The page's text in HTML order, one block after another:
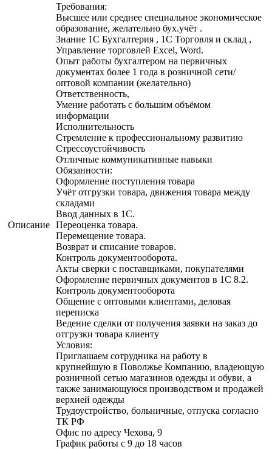
Описание
Требования:
Высшее или среднее специальное экономическое
образование, желательно бух.учёт .
Знание 1C Бухгалтерия , 1С Торговля и склад ,
Управление торговлей Excel, Word.
Опыт работы бухгалтером на первичных
документах более 1 года в розничной сети/
оптовой компании (желательно)
Ответственность,
Умение работать с большим объёмом
информации
Исполнительность
Стремление к профессиональному развитию
Стрессоустойчивость
Отличные коммуникативные навыки
Обязанности:
Оформление поступления товара
Учёт отгрузки товара, движения товара между
складами
Ввод данных в 1С.
Переоценка товара.
Перемещение товара.
Возврат и списание товаров.
Контроль документооборота.
Акты сверки с поставщиками, покупателями
Оформление первичных документов в 1С 8.2.
Контроль документооборота
Общение с оптовыми клиентами, деловая
переписка
Ведение сделки от получения заявки на заказ до
отгрузки товара клиенту
Условия:
Приглашаем сотрудника на работу в
крупнейшую в Поволжье Компанию, владеющую
розничной сетью магазинов одежды и обуви, а
также занимающуюся производством и продажей
верхней одежды
Трудоустройство, больничные, отпуска согласно
ТК РФ
Офис по адресу Чехова, 9
График работы с 9 до 18 часов